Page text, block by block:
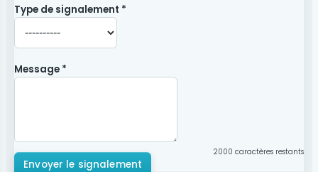
Type de signalement *
Message *
2000 caractères restants
Envoyer le signalement